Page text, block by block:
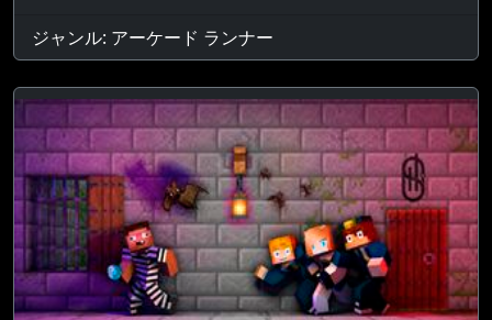
ジャンル: アーケード ランナー